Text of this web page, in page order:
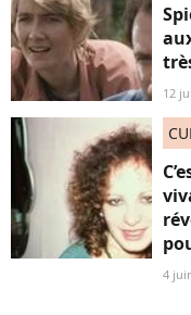
12
4